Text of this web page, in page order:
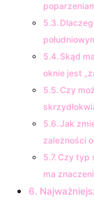
Skąd
oknie jest
Czy
Jak
zależności
Czy typ
ma